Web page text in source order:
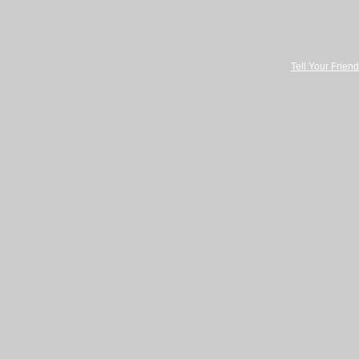
Tell Your Friend